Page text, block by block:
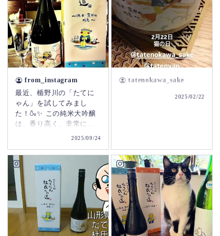
from_instagram
最近、楯野川の「たてに
ゃん」を試してみまし
た！🍶✨ この純米大吟醸
は、香り高く、非常に滑
繊細な旨味が口の中に広
がり、すっきりとした後
味が印象的です。ラベル
にもかわいらしい「たて
にゃん」のキャラクター
が描かれており、見た目
も楽しく、飲んでいる間
ずっと微笑ましい気持ち
2025/09/24
tatenokawa_sake
2025/02/22